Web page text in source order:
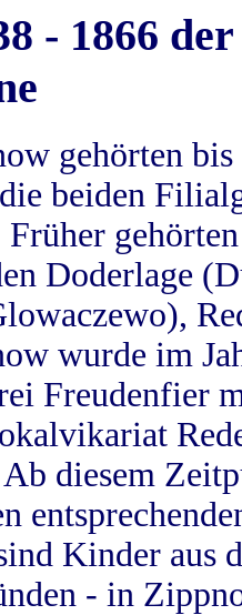
- 1866
gehörten
beiden
Doderlage
wurde im
Freudenfier
diesem
Kinder aus
- in